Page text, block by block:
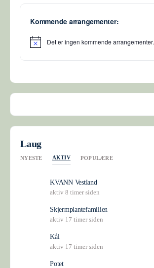
Kommende arrangementer:
MerknadDet er ingen kommende arrangementer.
Laug
NYESTE AKTIV POPULÆRE
KVANN Vestland
aktiv 8 timer siden
Skjermplantefamilien
aktiv 17 timer siden
Kål
aktiv 17 timer siden
Potet